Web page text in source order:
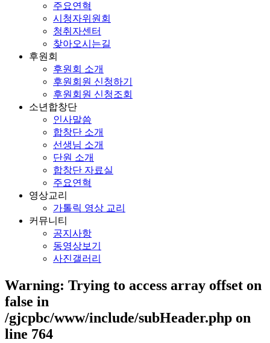
주요연혁
시청자위원회
청취자센터
찾아오시는길
후원회
후원회 소개
후원회원 신청하기
후원회원 신청조회
소년합창단
인사말씀
합창단 소개
선생님 소개
단원 소개
합창단 자료실
주요연혁
영상교리
가톨릭 영상 교리
커뮤니티
공지사항
동영상보기
사진갤러리
Warning: Trying to access array offset on
false in
/gjcpbc/www/include/subHeader.php on
line 764